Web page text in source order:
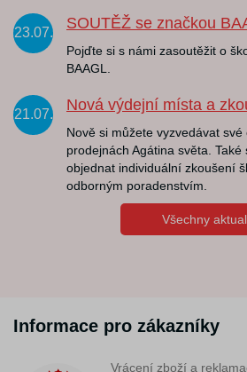
23.07.
SOUTĚŽ se značkou
Pojďte si s námi zasoutěžit o
BAAGL.
21.07.
Nová výdejní místa a
Nově si můžete vyzvedávat své
prodejnách Agátina světa.
objednat individuální zkoušení
odborným poradenstvím.
Všechny
Informace pro zákazníky
Vrácení zboží a